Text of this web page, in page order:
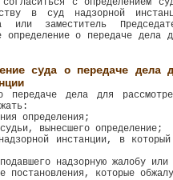
с определением
в суд надзорной
или заместитель
определение о передаче дела
суда о передаче дела
передаче дела для
определения;
вынесшего определение;
инстанции, в
надзорную жалобу или
постановления, которые